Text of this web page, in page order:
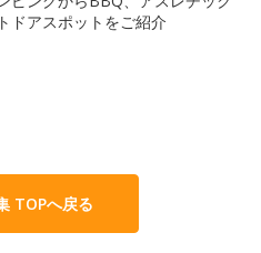
ドアスポットをご紹介
TOPへ戻る